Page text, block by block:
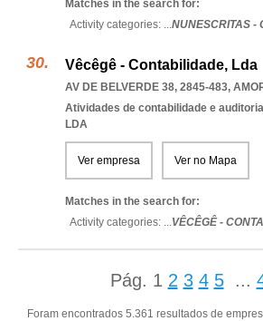
Matches in the search for:
Activity categories: ...NUNESCRITAS -
Vêcêgê - Contabilidade, Lda
AV DE BELVERDE 38, 2845-483,
Atividades de contabilidade e
LDA
Ver empresa Ver no Mapa
Matches in the search for:
Activity categories: ...VÊCÊGÊ -
Pág. 1 2 3 4 5 ...
Foram encontrados 5.361 resultados de